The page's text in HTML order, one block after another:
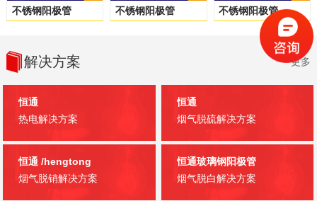
不锈钢阳极管 不锈钢阳极管 不锈钢阳极管
解决方案 更多
恒通
热电解决方案
恒通
烟气脱硫解决方案
恒通 /hengtong
烟气脱销解决方案
恒通玻璃钢阳极管
烟气脱白解决方案